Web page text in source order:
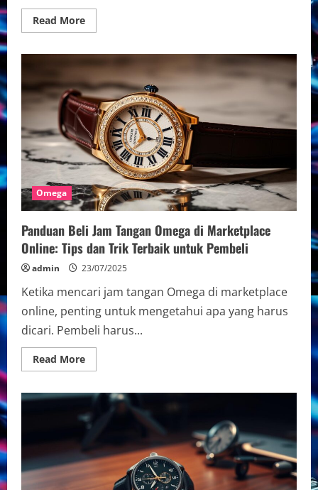
Read MoreRead
more
Omega
sebagai
Sponsor
Resmi
Olimpiade:
Peran
dan
Kontribusi
dalam
Dunia
Olahraga
Omega
Panduan Beli Jam Tangan Omega di Marketplace
Online: Tips dan Trik Terbaik untuk Pembeli
admin 23/07/2025
Ketika mencari jam tangan Omega di marketplace
online, penting untuk mengetahui apa yang harus
dicari. Pembeli harus...
Read MoreRead
more
Beli
Tangan
Omega
Marketplace
Online:
dan